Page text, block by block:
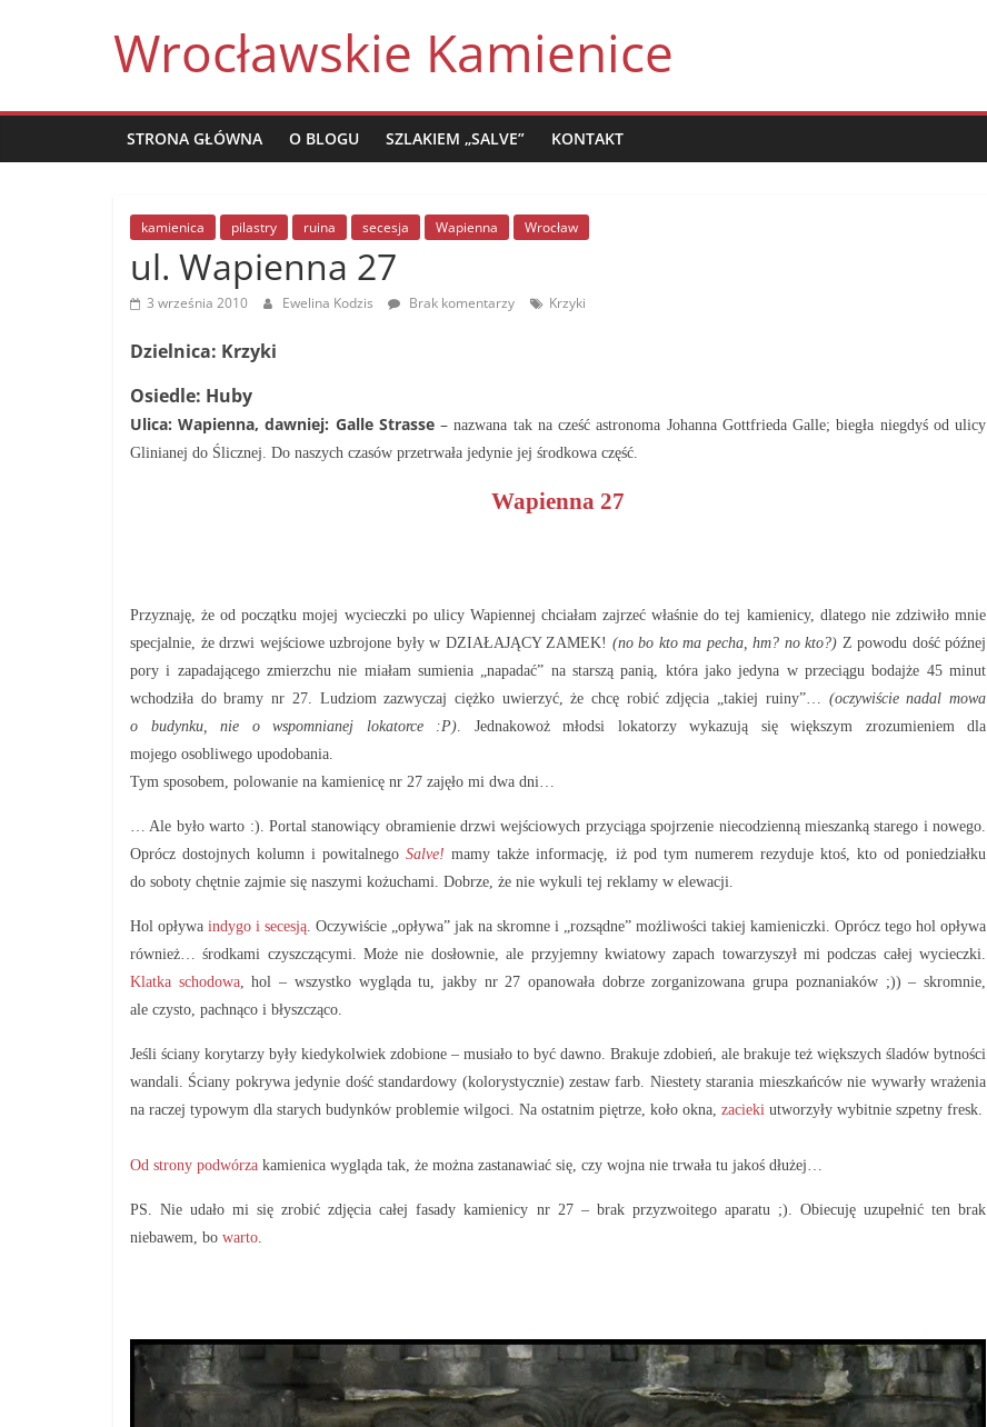
Wrocławskie Kamienice
STRONA GŁÓWNA O BLOGU SZLAKIEM „SALVE” KONTAKT
kamienica pilastry ruina secesja Wapienna Wrocław
ul. Wapienna 27
3 września 2010 Ewelina Kodzis Brak komentarzy Krzyki
Dzielnica: Krzyki
Osiedle: Huby
Ulica: Wapienna, dawniej: Galle Strasse–nazwana tak na cześć astronoma Johanna Gottfrieda Galle; biegła niegdyś od ulicy
Glinianej do Ślicznej. Do naszych czasów przetrwała jedynie jej środkowa część.
Wapienna 27
Przyznaję, że od początku mojej wycieczki po ulicy Wapiennej chciałam zajrzeć właśnie do tej kamienicy, dlatego nie zdziwiło mnie
specjalnie, że drzwi wejściowe uzbrojone były w DZIAŁAJĄCY ZAMEK! (no bo kto ma pecha, hm? no kto?) Z powodu dość późnej
pory i zapadającego zmierzchu nie miałam sumienia „napadać” na starszą panią, która jako jedyna w przeciągu bodajże 45 minut
wchodziła do bramy nr 27. Ludziom zazwyczaj ciężko uwierzyć, że chcę robić zdjęcia „takiej ruiny”… (oczywiście nadal mowa
o budynku, nie o wspomnianej lokatorce :P). Jednakowoż młodsi lokatorzy wykazują się większym zrozumieniem dla
mojego osobliwego upodobania.
Tym sposobem, polowanie na kamienicę nr 27 zajęło mi dwa dni…
… Ale było warto :). Portal stanowiący obramienie drzwi wejściowych przyciąga spojrzenie niecodzienną mieszanką starego i nowego.
Oprócz dostojnych kolumn i powitalnegoSalve! mamy także informację, iż pod tym numerem rezyduje ktoś, kto od poniedziałku
do soboty chętnie zajmie się naszymi kożuchami. Dobrze, że nie wykuli tej reklamy w elewacji.
Hol opływa indygo i secesją. Oczywiście „opływa” jak na skromne i „rozsądne” możliwości takiej kamieniczki. Oprócz tego hol opływa
również… środkami czyszczącymi. Może nie dosłownie, ale przyjemny kwiatowy zapach towarzyszył mi podczas całej wycieczki.
Klatka schodowa, hol – wszystko wygląda tu, jakby nr 27 opanowała dobrze zorganizowana grupa poznaniaków ;)) – skromnie,
ale czysto, pachnąco i błyszcząco.
Jeśli ściany korytarzy były kiedykolwiek zdobione – musiało to być dawno. Brakuje zdobień, ale brakuje też większych śladów bytności
wandali. Ściany pokrywa jedynie dość standardowy (kolorystycznie) zestaw farb. Niestety starania mieszkańców nie wywarły wrażenia
na raczej typowym dla starych budynków problemie wilgoci. Na ostatnim piętrze, koło okna, zacieki utworzyły wybitnie szpetny fresk.
Od strony podwórza kamienica wygląda tak, że można zastanawiać się, czy wojna nie trwała tu jakoś dłużej…
PS. Nie udało mi się zrobić zdjęcia całej fasady kamienicy nr 27 – brak przyzwoitego aparatu ;). Obiecuję uzupełnić ten brak
niebawem, bo warto.